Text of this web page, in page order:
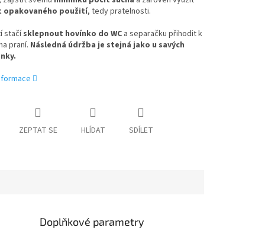
opakovaného použití, tedy pratelnosti.
stačísklepnout hovínko do WCa separačku přihodit k
praní. Následná údržba je stejná jako u savých
ZEPTAT SE HLÍDAT SDÍLET
Doplňkové parametry